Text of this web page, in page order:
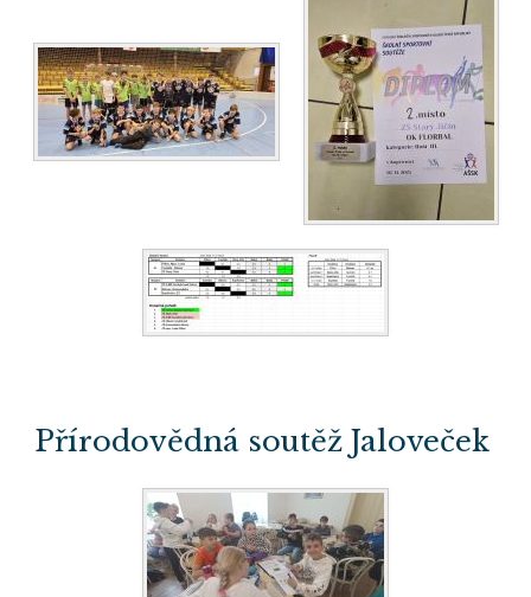
Přírodovědná soutěž Jaloveček